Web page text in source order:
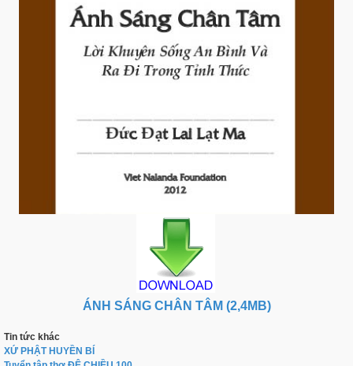
ÁNH SÁNG CHÂN TÂM (2,4MB)
Tin tức khác
XỨ PHẬT HUYỀN BÍ